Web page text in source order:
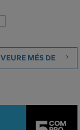
VEURE MÉS DE